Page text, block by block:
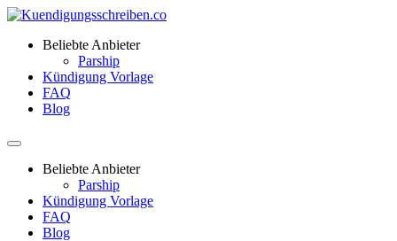
Beliebte Anbieter
Parship
Kündigung Vorlage
FAQ
Blog
Beliebte Anbieter
Parship
Kündigung Vorlage
FAQ
Blog